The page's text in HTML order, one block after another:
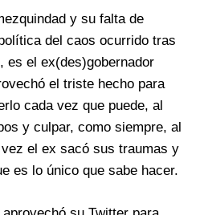
y su falta de
del caos ocurrido tras
es el ex(des)gobernador
el triste hecho para
cada vez que puede, al
y culpar, como siempre, al
el ex sacó sus traumas y
es lo único que sabe hacer.